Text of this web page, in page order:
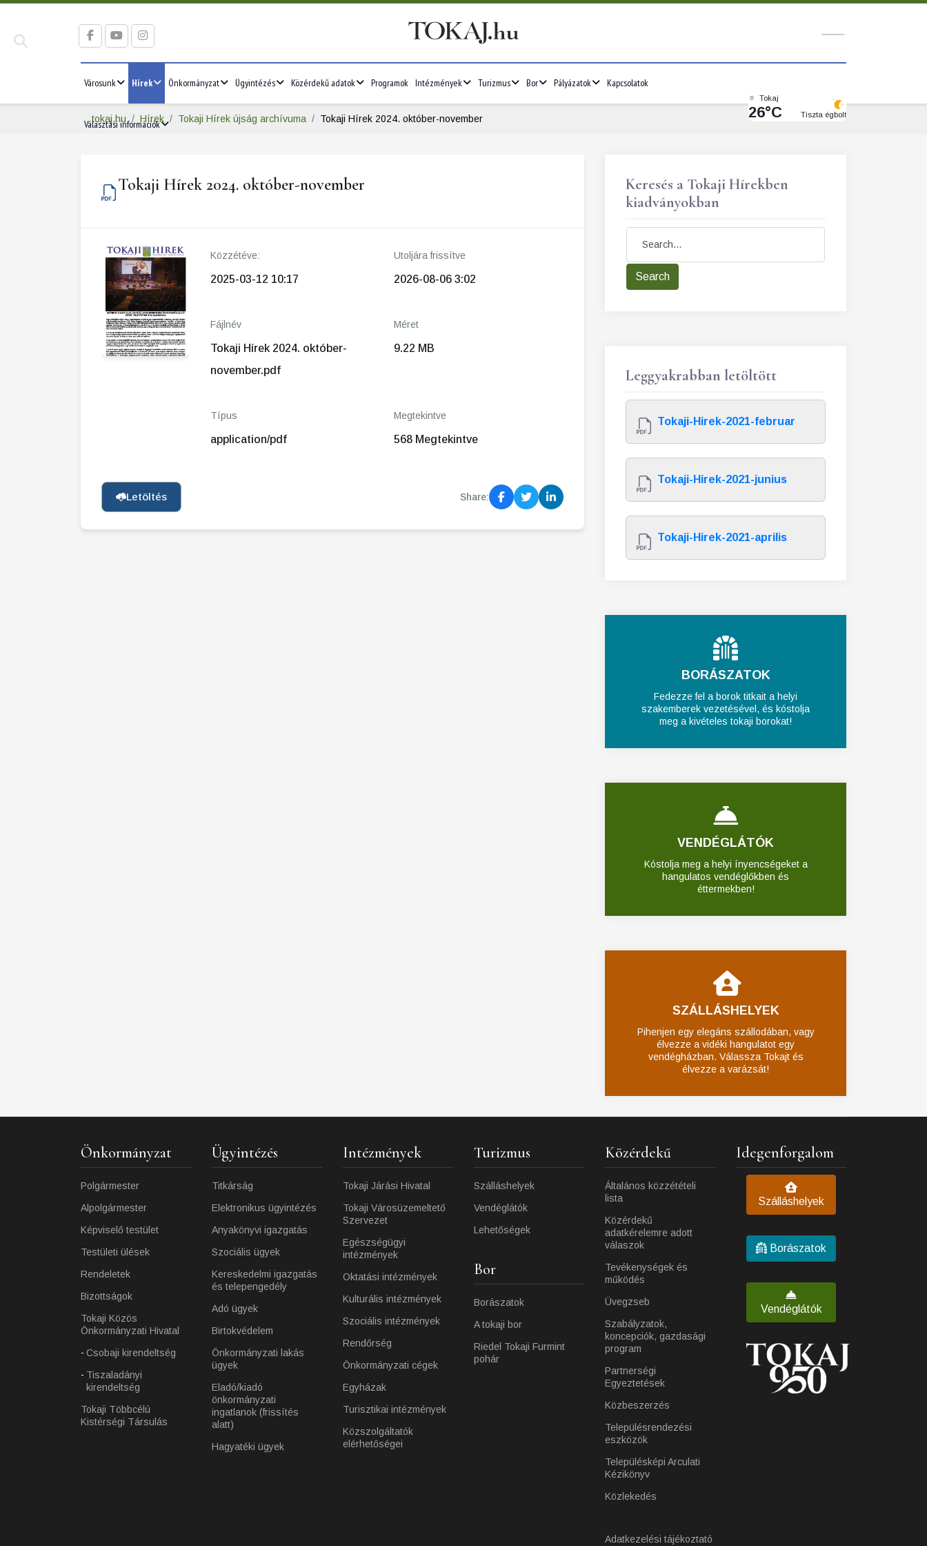
Városunk Hírek Önkormányzat Ügyintézés Közérdekű adatok Programok Intézmények Turizmus Bor Pályázatok Kapcsolatok
Választási információk
Tokaj
26°C Tiszta égbolt
tokaj.hu Hírek Tokaji Hírek újság archívuma Tokaji Hírek 2024. október-november
Tokaji Hírek 2024. október-november
Közzétéve:
2025-03-12 10:17
Utoljára frissítve
2026-08-06 3:02
Fájlnév
Tokaji Hírek 2024. október-
november.pdf
Méret
9.22 MB
Típus
application/pdf
Megtekintve
568 Megtekintve
Letöltés Share:
Keresés a Tokaji Hírekben
kiadványokban
Leggyakrabban letöltött
Tokaji-Hirek-2021-februar
Tokaji-Hirek-2021-junius
Tokaji-Hirek-2021-aprilis
BORÁSZATOK
Fedezze fel a borok titkait a helyi
szakemberek vezetésével, és kóstolja
meg a kivételes tokaji borokat!
VENDÉGLÁTÓK
Kóstolja meg a helyi ínyencségeket a
hangulatos vendéglőkben és
éttermekben!
SZÁLLÁSHELYEK
Pihenjen egy elegáns szállodában, vagy
élvezze a vidéki hangulatot egy
vendégházban. Válassza Tokajt és
élvezze a varázsát!
Önkormányzat
Polgármester
Alpolgármester
Képviselő testület
Testületi ülések
Rendeletek
Bizottságok
Tokaji Közös
Önkormányzati Hivatal
Csobaji kirendeltség
Tiszaladányi
kirendeltség
Tokaji Többcélú
Kistérségi Társulás
Ügyintézés
Titkárság
Elektronikus ügyintézés
Anyakönyvi igazgatás
Szociális ügyek
Kereskedelmi igazgatás
és telepengedély
Adó ügyek
Birtokvédelem
Önkormányzati lakás
ügyek
Eladó/kiadó
önkormányzati
ingatlanok (frissítés
alatt)
Hagyatéki ügyek
Intézmények
Tokaji Járási Hivatal
Tokaji Városüzemeltető
Szervezet
Egészségügyi
intézmények
Oktatási intézmények
Kulturális intézmények
Szociális intézmények
Rendőrség
Önkormányzati cégek
Egyházak
Turisztikai intézmények
Közszolgáltatók
elérhetőségei
Turizmus
Szálláshelyek
Vendéglátók
Lehetőségek
Bor
Borászatok
A tokaji bor
Riedel Tokaji Furmint
pohár
Közérdekű
Általános közzétételi
lista
Közérdekű
adatkérelemre adott
válaszok
Tevékenységek és
működés
Üvegzseb
Szabályzatok,
koncepciók, gazdasági
program
Partnerségi
Egyeztetések
Közbeszerzés
Településrendezési
eszközök
Településképi Arculati
Kézikönyv
Közlekedés
Adatkezelési tájékoztató
Idegenforgalom
Szálláshelyek
Borászatok
Vendéglátók